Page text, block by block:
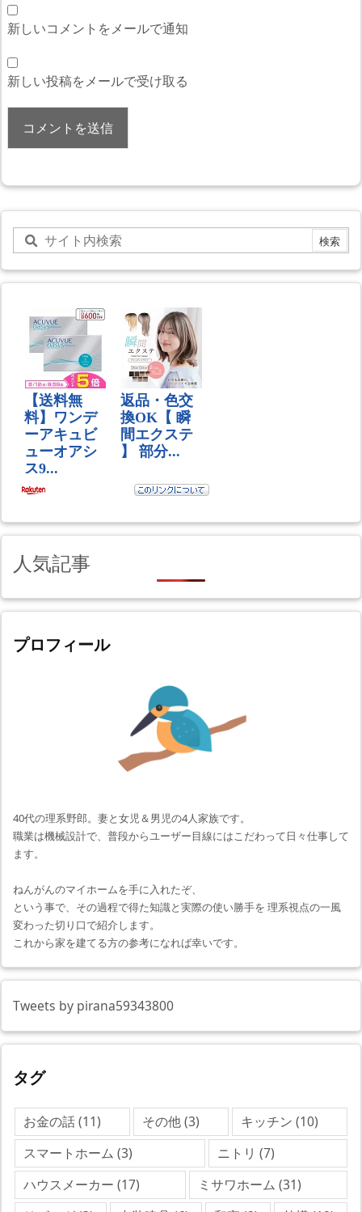
新しいコメントをメールで通知
新しい投稿をメールで受け取る
人気記事
プロフィール
40代の理系野郎。妻と女児＆男児の4人家族です。
職業は機械設計で、普段からユーザー目線にはこだわって日々仕事して
ます。
ねんがんのマイホームを手に入れたぞ、
という事で、その過程で得た知識と実際の使い勝手を 理系視点の一風
変わった切り口で紹介します。
これから家を建てる方の参考になれば幸いです。
Tweets by pirana59343800
タグ
お金の話(11) その他(3) キッチン (10)
スマートホーム (3) ニトリ (7)
ハウスメーカー (17) ミサワホーム (31)